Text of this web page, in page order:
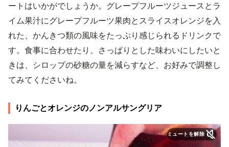
ートはいかがでしょうか。グレープフルーツジュースとラ
イム果汁にグレープフルーツ果肉とスライスオレンジを入
れた、かんきつ類の風味をたっぷり感じられるドリンクで
す。食事に合わせたり、さっぱりとした味わいにしたいと
きは、シロップの砂糖の量を減らすなど、お好みで調整し
てみてくださいね。
りんごとオレンジのノンアルサングリア
ミュートを解除